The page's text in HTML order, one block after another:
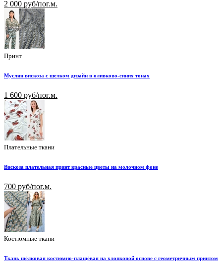
2 000 руб/пог.м.
Принт
Муслин вискоза с шелком дизайн в оливково-синих тонах
1 600 руб/пог.м.
Плательные ткани
Вискоза плательная принт красные цветы на молочном фоне
700 руб/пог.м.
Костюмные ткани
Ткань шёлковая костюмно-плащёвая на хлопковой основе с геометричным принтом